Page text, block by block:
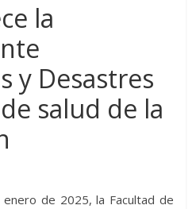
la
y Desastres
salud de la
de 2025, la Facultad de